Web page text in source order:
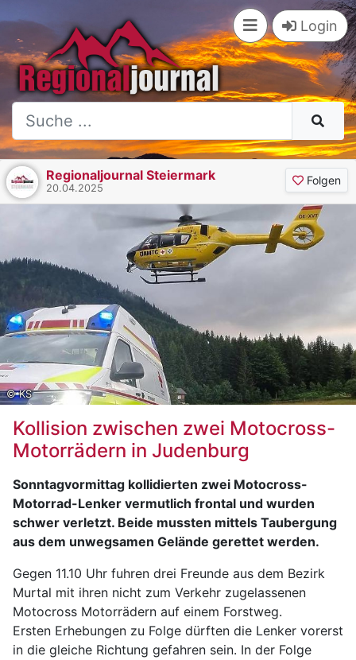
Login
Regionaljournal Steiermark
20.04.2025
Folgen
© KS
Kollision zwischen zwei Motocross-
Motorrädern in Judenburg
Sonntagvormittag kollidierten zwei Motocross-
Motorrad-Lenker vermutlich frontal und wurden
schwer verletzt. Beide mussten mittels Taubergung
aus dem unwegsamen Gelände gerettet werden.
Gegen 11.10 Uhr fuhren drei Freunde aus dem Bezirk
Murtal mit ihren nicht zum Verkehr zugelassenen
Motocross Motorrädern auf einem Forstweg.
Ersten Erhebungen zu Folge dürften die Lenker vorerst
in die gleiche Richtung gefahren sein. In der Folge